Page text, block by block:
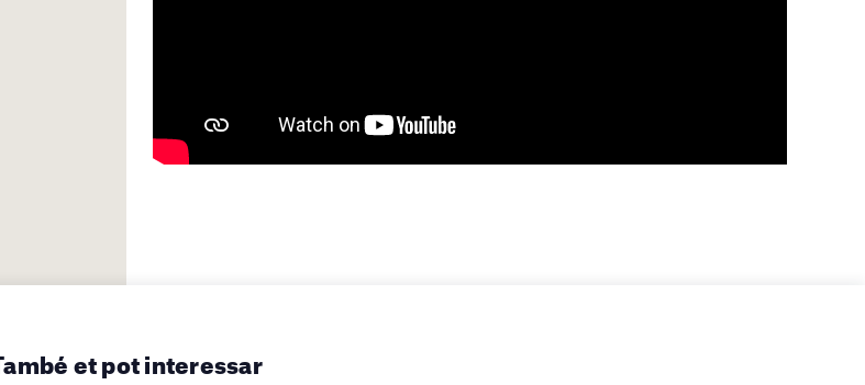
et pot interessar